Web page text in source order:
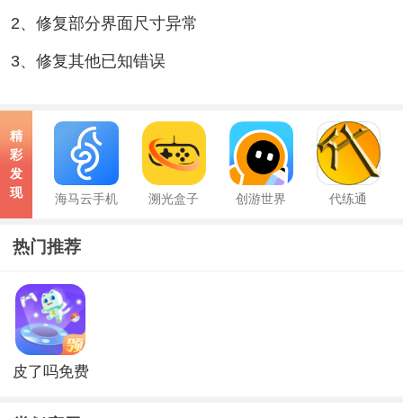
2、修复部分界面尺寸异常
3、修复其他已知错误
精
彩
发
现
海马云手机 溯光盒子 创游世界 代练通
热门推荐
皮了吗免费